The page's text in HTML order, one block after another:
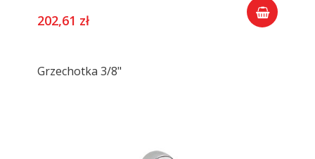
202,61 zł
Grzechotka 3/8"